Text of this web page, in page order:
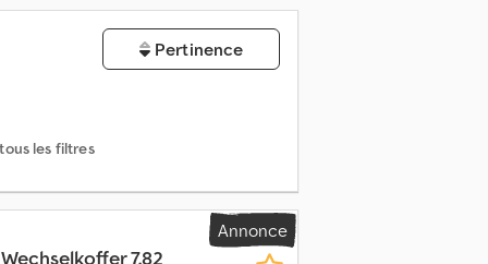
Pertinence
les filtres
Annonce
7.82